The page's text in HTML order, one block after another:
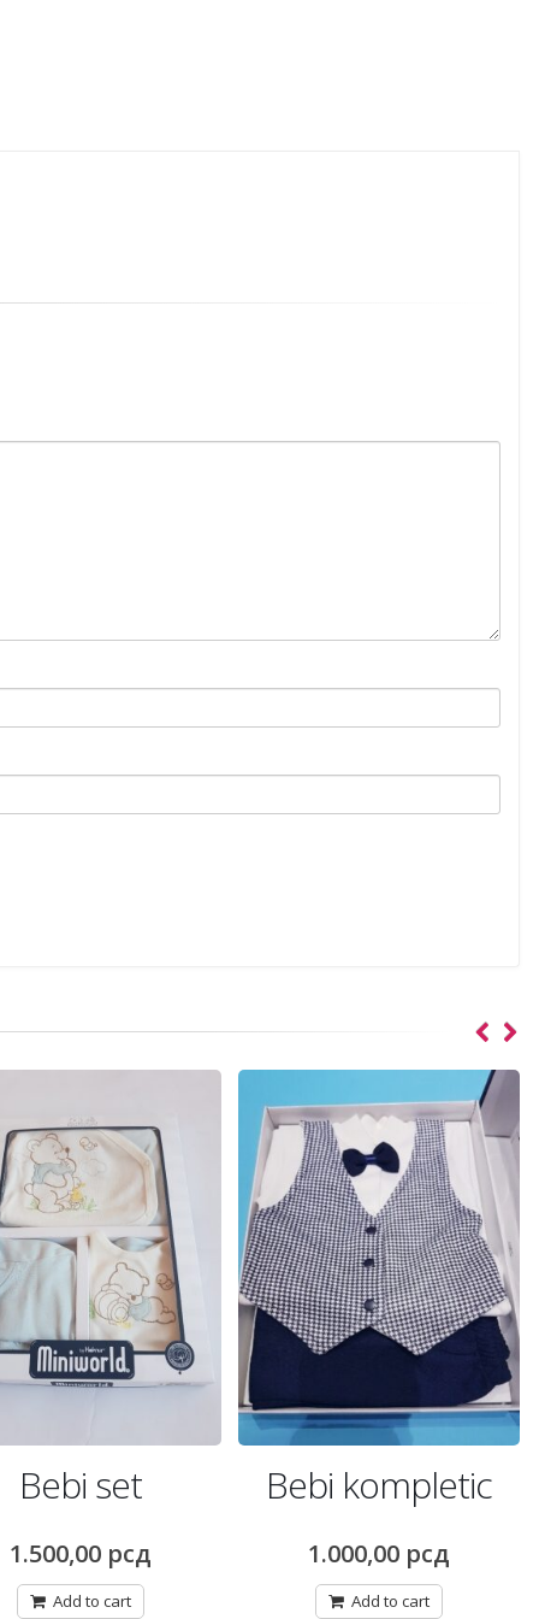
kompletic
1.000,00 рсд
Add to cart
Haljina set
1.700,00 рсд
Add to cart